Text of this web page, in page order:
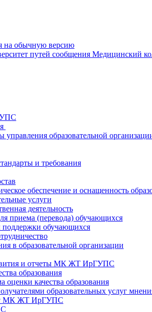
на обычную версию
Медицинский
управления образовательной
и требования
обеспечение и оснащенность
услуги
деятельность
приема (перевода) обучающихся
обучающихся
в образовательной организации
и отчеты МК ЖТ ИрГУПС
образования
оценки качества образования
образовательных услуг
МК ЖТ ИрГУПС